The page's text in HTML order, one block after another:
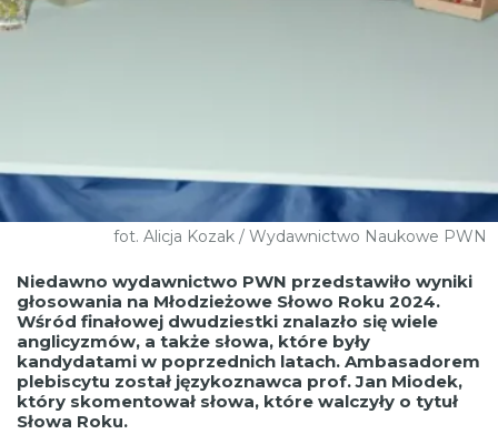
fot. Alicja Kozak / Wydawnictwo Naukowe PWN
Niedawno wydawnictwo PWN przedstawiło wyniki
głosowania na Młodzieżowe Słowo Roku 2024.
Wśród finałowej dwudziestki znalazło się wiele
anglicyzmów, a także słowa, które były
kandydatami w poprzednich latach. Ambasadorem
plebiscytu został językoznawca prof. Jan Miodek,
który skomentował słowa, które walczyły o tytuł
Słowa Roku.